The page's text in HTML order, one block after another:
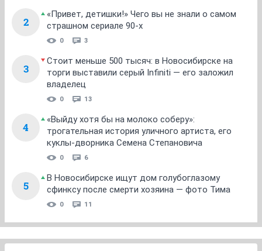
2
«Привет, детишки!» Чего вы не знали о самом
страшном сериале 90-х
0 3
3
Стоит меньше 500 тысяч: в Новосибирске на
торги выставили серый Infiniti — его заложил
владелец
0 13
4
«Выйду хотя бы на молоко соберу»:
трогательная история уличного артиста, его
куклы-дворника Семена Степановича
0 6
5
В Новосибирске ищут дом голубоглазому
сфинксу после смерти хозяина — фото Тима
0 11